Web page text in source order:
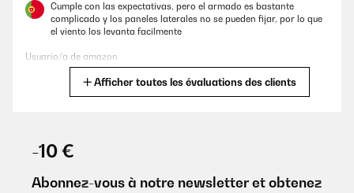
Cumple con las expectativas, pero el armado es bastante
complicado y los paneles laterales no se pueden fijar, por lo que
el viento los levanta facilmente
Usuario/a de amazon
Afficher toutes les évaluations des clients
-10 €
Abonnez-vous à notre newsletter et obtenez